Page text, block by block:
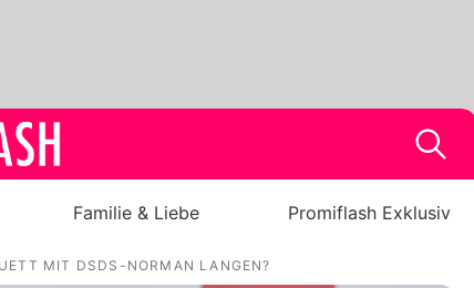
Familie & Liebe Promiflash Exklusiv
MIT DSDS-NORMAN LANGEN?